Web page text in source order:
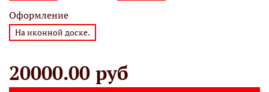
Оформление
На иконной доске.
20000.00 руб